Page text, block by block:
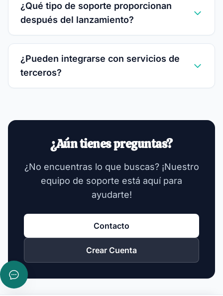
¿Qué tipo de soporte proporcionan
después del lanzamiento?
¿Pueden integrarse con servicios de
terceros?
¿Aún tienes preguntas?
¿No encuentras lo que buscas? ¡Nuestro
equipo de soporte está aquí para
ayudarte!
Contacto
Crear Cuenta
Chatear con AppRoots AI